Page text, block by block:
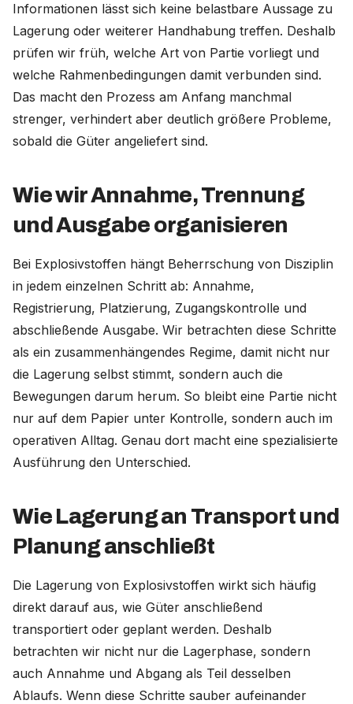
Informationen lässt sich keine belastbare Aussage zu
Lagerung oder weiterer Handhabung treffen. Deshalb
prüfen wir früh, welche Art von Partie vorliegt und
welche Rahmenbedingungen damit verbunden sind.
Das macht den Prozess am Anfang manchmal
strenger, verhindert aber deutlich größere Probleme,
sobald die Güter angeliefert sind.
Wie wir Annahme, Trennung
und Ausgabe organisieren
Bei Explosivstoffen hängt Beherrschung von Disziplin
in jedem einzelnen Schritt ab: Annahme,
Registrierung, Platzierung, Zugangskontrolle und
abschließende Ausgabe. Wir betrachten diese Schritte
als ein zusammenhängendes Regime, damit nicht nur
die Lagerung selbst stimmt, sondern auch die
Bewegungen darum herum. So bleibt eine Partie nicht
nur auf dem Papier unter Kontrolle, sondern auch im
operativen Alltag. Genau dort macht eine spezialisierte
Ausführung den Unterschied.
Wie Lagerung an Transport und
Planung anschließt
Die Lagerung von Explosivstoffen wirkt sich häufig
direkt darauf aus, wie Güter anschließend
transportiert oder geplant werden. Deshalb
betrachten wir nicht nur die Lagerphase, sondern
auch Annahme und Abgang als Teil desselben
Ablaufs. Wenn diese Schritte sauber aufeinander